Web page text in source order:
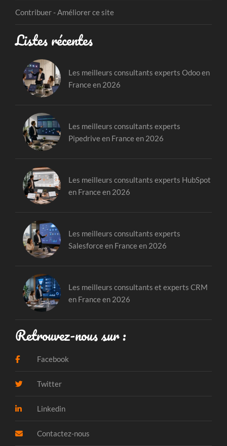
Contribuer - Améliorer ce site
Listes récentes
Les meilleurs consultants experts Odoo en
France en 2026
Les meilleurs consultants experts
Pipedrive en France en 2026
Les meilleurs consultants experts HubSpot
en France en 2026
Les meilleurs consultants experts
Salesforce en France en 2026
Les meilleurs consultants et experts CRM
en France en 2026
Retrouvez-nous sur :
Facebook
Twitter
Linkedin
Contactez-nous